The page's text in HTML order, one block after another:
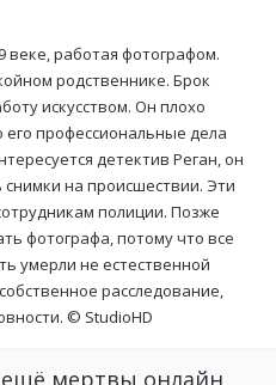
веке, работая фотографом.
родственнике. Брок
искусством. Он плохо
профессиональные дела
детектив Реган, он
на происшествии. Эти
полиции. Позже
фотографа, потому что все
умерли не естественной
расследование,
© StudioHD
ещё мертвы онлайн